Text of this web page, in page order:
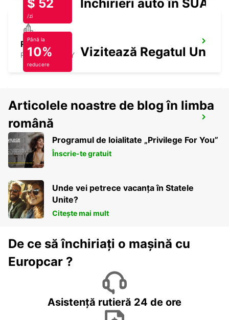
ROVIGO
ROVIGO - ITALY
PORDENONE
PORDENONE - ITALY
$ 52
/zi
Închirieri auto în SUA
Până la
10%
reducere
Vizitează Regatul Unit
Articolele noastre de blog în limba
română
Programul de loialitate „Privilege For You”
Înscrie-te gratuit
Unde vei petrece vacanța în Statele
Unite?
Citește mai mult
De ce să închiriați o mașină cu
Europcar ?
Asistență rutieră 24 de ore